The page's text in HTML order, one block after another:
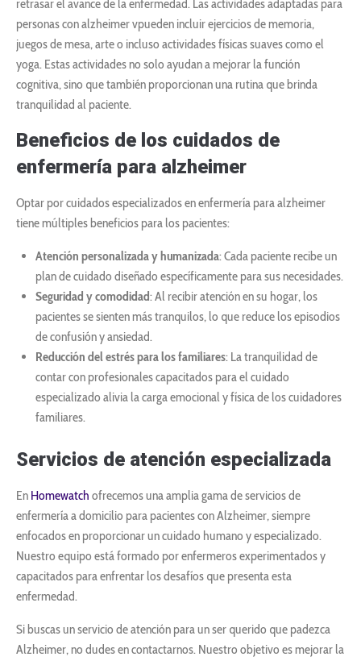
retrasar el avance de la enfermedad. Las actividades adaptadas para
personas con alzheimer vpueden incluir ejercicios de memoria,
juegos de mesa, arte o incluso actividades físicas suaves como el
yoga. Estas actividades no solo ayudan a mejorar la función
cognitiva, sino que también proporcionan una rutina que brinda
tranquilidad al paciente.
Beneficios de los cuidados de
enfermería para alzheimer
Optar por cuidados especializados en enfermería para alzheimer
tiene múltiples beneficios para los pacientes:
Atención personalizada y humanizada: Cada paciente recibe un
plan de cuidado diseñado específicamente para sus necesidades.
Seguridad y comodidad: Al recibir atención en su hogar, los
pacientes se sienten más tranquilos, lo que reduce los episodios
de confusión y ansiedad.
Reducción del estrés para los familiares: La tranquilidad de
contar con profesionales capacitados para el cuidado
especializado alivia la carga emocional y física de los cuidadores
familiares.
Servicios de atención especializada
En Homewatch ofrecemos una amplia gama de servicios de
enfermería a domicilio para pacientes con Alzheimer, siempre
enfocados en proporcionar un cuidado humano y especializado.
Nuestro equipo está formado por enfermeros experimentados y
capacitados para enfrentar los desafíos que presenta esta
enfermedad.
Si buscas un servicio de atención para un ser querido que padezca
Alzheimer, no dudes en contactarnos. Nuestro objetivo es mejorar la